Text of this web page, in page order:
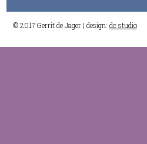
© 2017 Gerrit de Jager | design: dc studio